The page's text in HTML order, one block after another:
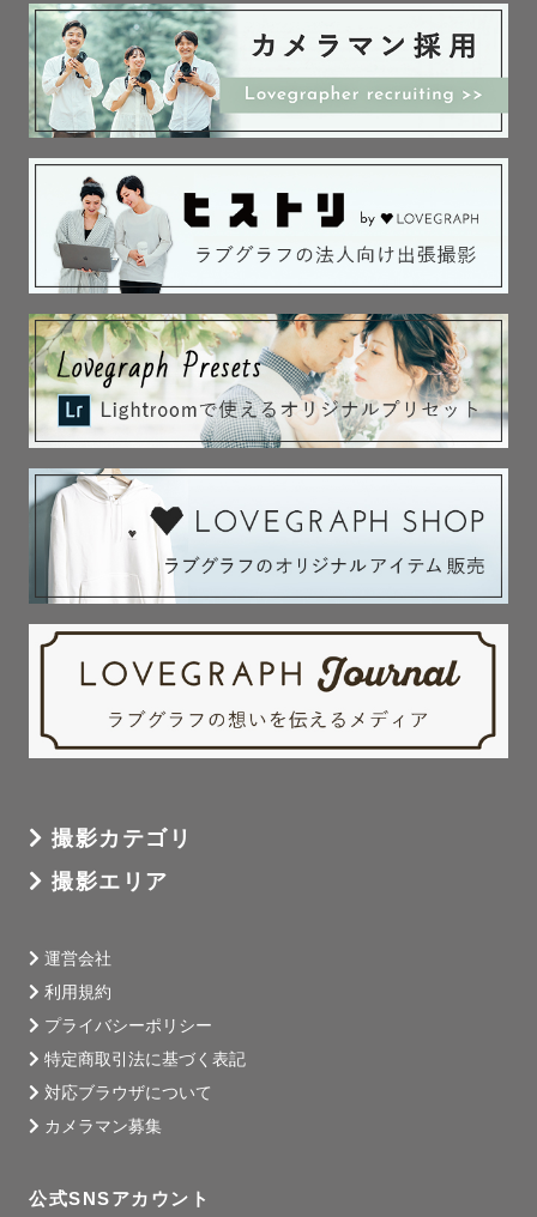
撮影カテゴリ
撮影エリア
運営会社
利用規約
プライバシーポリシー
特定商取引法に基づく表記
対応ブラウザについて
カメラマン募集
公式SNSアカウント